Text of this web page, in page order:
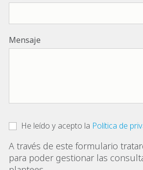
Mensaje
He leído y acepto la Política de
A través de este formulario
para poder gestionar las